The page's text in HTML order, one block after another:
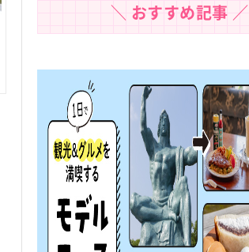
＼ おすすめ記事 ／